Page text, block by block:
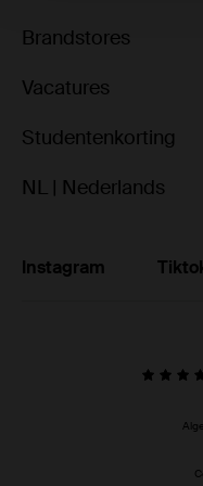
Brandstores
Vacatures
Studentenkorting
NL | Nederlands
Instagram